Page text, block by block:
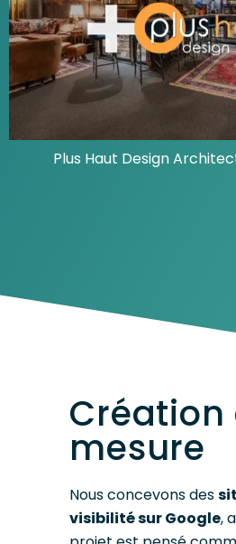
Plus Haut Design
Création
mesure
Nous concevons des
visibilité sur Google,